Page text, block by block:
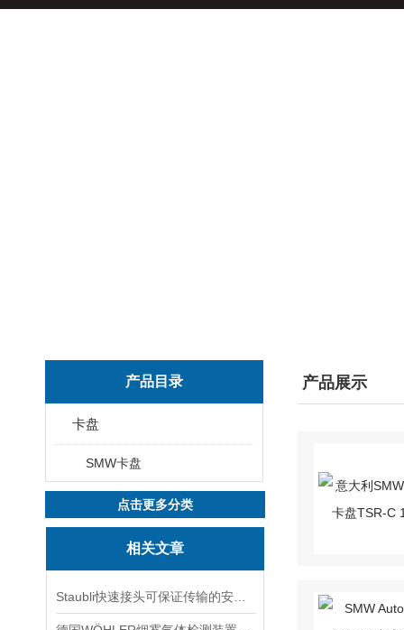
产品目录
卡盘
SMW卡盘
点击更多分类
相关文章
产品展示